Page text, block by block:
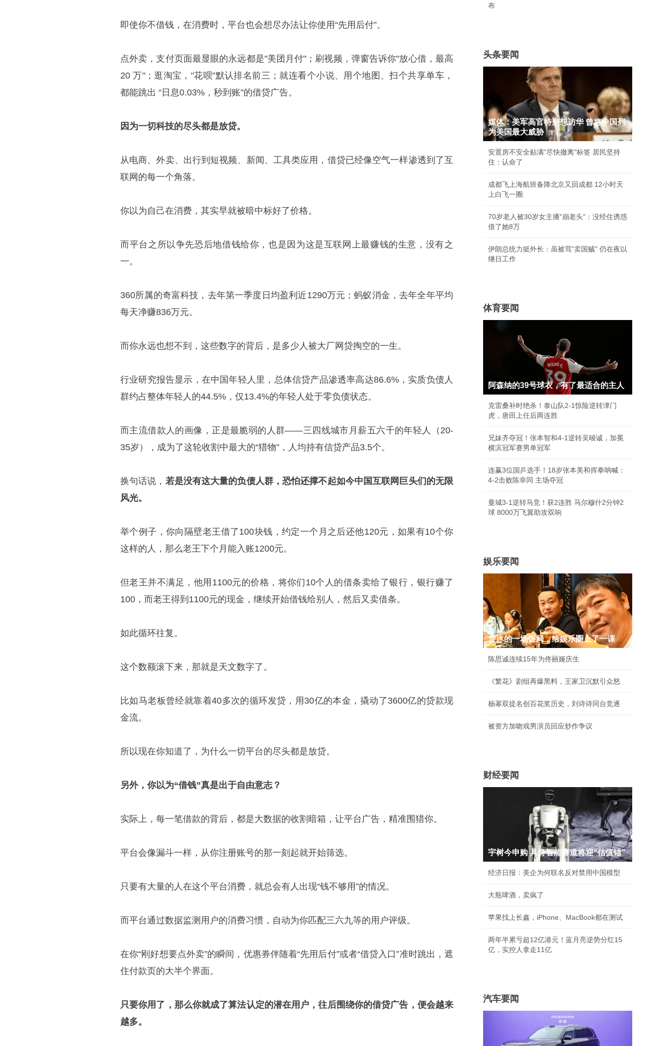
即使你不借钱，在消费时，平台也会想尽办法让你使用“先用后付”。
点外卖，支付页面最显眼的永远都是"美团月付"；刷视频，弹窗告诉你"放心借，最高
20 万"；逛淘宝，"花呗"默认排名前三；就连看个小说、用个地图、扫个共享单车，
都能跳出 “日息0.03%，秒到账”的借贷广告。
因为一切科技的尽头都是放贷。
从电商、外卖、出行到短视频、新闻、工具类应用，借贷已经像空气一样渗透到了互
联网的每一个角落。
你以为自己在消费，其实早就被暗中标好了价格。
而平台之所以争先恐后地借钱给你，也是因为这是互联网上最赚钱的生意，没有之
一。
360所属的奇富科技，去年第一季度日均盈利近1290万元；蚂蚁消金，去年全年平均
每天净赚836万元。
而你永远也想不到，这些数字的背后，是多少人被大厂网贷掏空的一生。
行业研究报告显示，在中国年轻人里，总体信贷产品渗透率高达86.6%，实质负债人
群约占整体年轻人的44.5%，仅13.4%的年轻人处于零负债状态。
而主流借款人的画像，正是最脆弱的人群——三四线城市月薪五六千的年轻人（20-
35岁），成为了这轮收割中最大的“猎物”，人均持有信贷产品3.5个。
换句话说， 若是没有这大量的负债人群，恐怕还撑不起如今中国互联网巨头们的无限
风光。
举个例子，你向隔壁老王借了100块钱，约定一个月之后还他120元，如果有10个你
这样的人，那么老王下个月能入账1200元。
但老王并不满足，他用1100元的价格，将你们10个人的借条卖给了银行，银行赚了
100，而老王得到1100元的现金，继续开始借钱给别人，然后又卖借条。
如此循环往复。
这个数额滚下来，那就是天文数字了。
比如马老板曾经就靠着40多次的循环发贷，用30亿的本金，撬动了3600亿的贷款现
金流。
所以现在你知道了，为什么一切平台的尽头都是放贷。
另外，你以为“借钱”真是出于自由意志？
实际上，每一笔借款的背后，都是大数据的收割暗箱，让平台广告，精准围猎你。
平台会像漏斗一样，从你注册账号的那一刻起就开始筛选。
只要有大量的人在这个平台消费，就总会有人出现“钱不够用”的情况。
而平台通过数据监测用户的消费习惯，自动为你匹配三六九等的用户评级。
在你“刚好想要点外卖”的瞬间，优惠券伴随着“先用后付”或者“借贷入口”准时跳出，遮
住付款页的大半个界面。
只要你用了，那么你就成了算法认定的潜在用户，往后围绕你的借贷广告，便会越来
越多。
布
头条要闻
媒体：美军高官特别想访华 曾将中国列
为美国最大威胁
安置房不安全贴满"尽快撤离"标签 居民坚持
住：认命了
成都飞上海航班备降北京又回成都 12小时天
上白飞一圈
70岁老人被30岁女主播"崩老头"：没经住诱惑
借了她8万
伊朗总统力挺外长：虽被骂"卖国贼" 仍在夜以
继日工作
体育要闻
阿森纳的39号球衣，有了最适合的主人
克雷桑补时绝杀！泰山队2-1惊险逆转津门
虎，唐田上任后两连胜
兄妹齐夺冠！张本智和4-1逆转吴晙诚，加冕
横滨冠军赛男单冠军
连赢3位国乒选手！18岁张本美和挥拳呐喊：
4-2击败陈幸同 主场夺冠
曼城3-1逆转马竞！获2连胜 马尔穆什2分钟2
球 8000万飞翼助攻双响
娱乐要闻
贾冰的一场饭局，给娱乐圈上了一课
陈思诚连续15年为佟丽娅庆生
《繁花》剧组再爆黑料，王家卫沉默引众怒
杨幂双提名创百花奖历史，刘诗诗同台竞逐
被资方加吻戏男演员回应炒作争议
财经要闻
宇树今申购 具身智能赛道将迎“估值锚”
经济日报：美企为何联名反对禁用中国模型
大瓶啤酒，卖疯了
苹果找上长鑫，iPhone、MacBook都在测试
两年半累亏超12亿港元！蓝月亮逆势分红15
亿，实控人拿走11亿
汽车要闻